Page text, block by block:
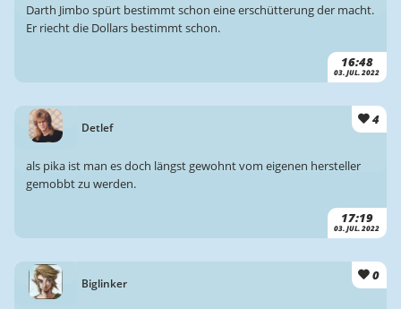
16:48
03. JUL. 2022
Darth Jimbo spürt bestimmt schon eine erschütterung der macht.
Er riecht die Dollars bestimmt schon.
Detlef
4
17:19
03. JUL. 2022
als pika ist man es doch längst gewohnt vom eigenen hersteller
gemobbt zu werden.
Biglinker
0